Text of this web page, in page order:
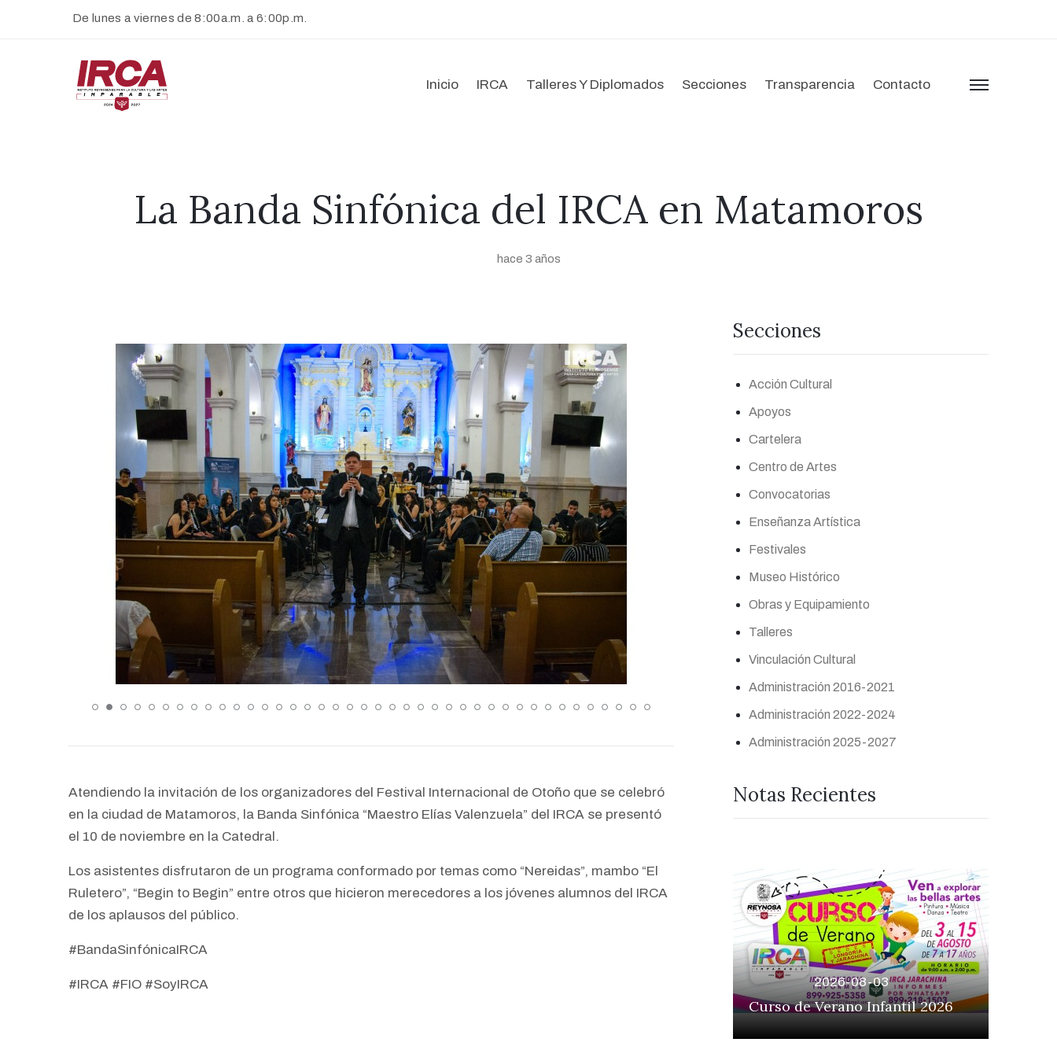
De lunes a viernes de 8:00a.m. a 6:00p.m.
De lunes a viernes de 8:00a.m. a 6:00p.m.
Inicio IRCA Talleres Y Diplomados Secciones Transparencia Contacto
menu
La Banda Sinfónica del IRCA en Matamoros
hace 3 años
Atendiendo la invitación de los organizadores del Festival Internacional de Otoño que se celebró
en la ciudad de Matamoros, la Banda Sinfónica “Maestro Elías Valenzuela” del IRCA se presentó
el 10 de noviembre en la Catedral.
Los asistentes disfrutaron de un programa conformado por temas como “Nereidas”, mambo “El
Ruletero”, “Begin to Begin” entre otros que hicieron merecedores a los jóvenes alumnos del IRCA
de los aplausos del público.
#BandaSinfónicaIRCA
#IRCA #FIO #SoyIRCA
Secciones
Acción Cultural
Apoyos
Cartelera
Centro de Artes
Convocatorias
Enseñanza Artística
Festivales
Museo Histórico
Obras y Equipamiento
Talleres
Vinculación Cultural
Administración 2016-2021
Administración 2022-2024
Administración 2025-2027
Notas Recientes
2026-08-03
Curso de Verano Infantil 2026